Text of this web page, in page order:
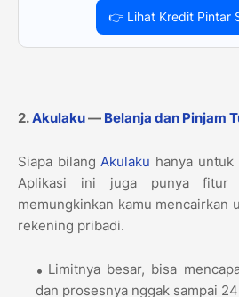
👉 Lihat Kredit Pintar
2.Akulaku— Belanja dan Pinjam
Siapa bilangAkulaku hanya
Aplikasi ini juga punya
memungkinkan kamu mencairkan
rekening pribadi.
Limitnya besar, bisa
dan prosesnya nggak sampai